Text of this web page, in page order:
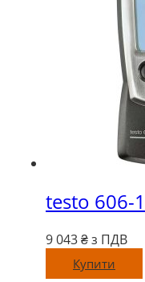
testo 606-
9 043₴ з ПДВ
Купити